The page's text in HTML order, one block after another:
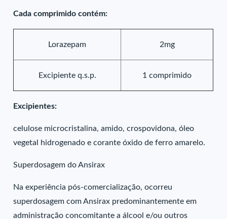
Cada comprimido contém:
Lorazepam 2mg
Excipiente q.s.p. 1 comprimido
Excipientes:
celulose microcristalina, amido, crospovidona, óleo
vegetal hidrogenado e corante óxido de ferro amarelo.
Superdosagem do Ansirax
Na experiência pós-comercialização, ocorreu
superdosagem com Ansirax predominantemente em
administração concomitante a álcool e/ou outros